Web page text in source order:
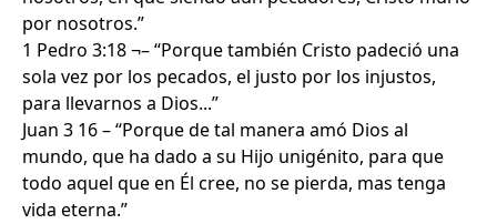
por nosotros.”
1 Pedro 3:18 ¬– “Porque también Cristo padeció una
sola vez por los pecados, el justo por los injustos,
para llevarnos a Dios...”
Juan 3 16 – “Porque de tal manera amó Dios al
mundo, que ha dado a su Hijo unigénito, para que
todo aquel que en Él cree, no se pierda, mas tenga
vida eterna.”